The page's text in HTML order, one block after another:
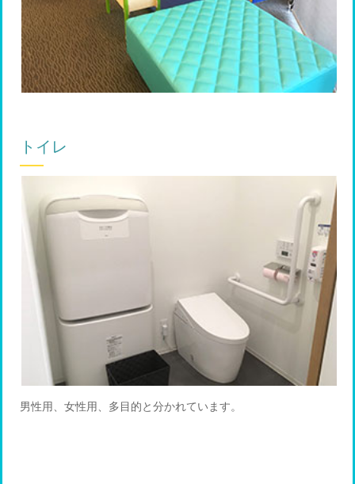
トイレ
男性用、女性用、多目的と分かれています。